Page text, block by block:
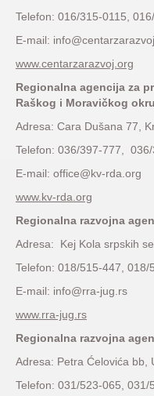
Telefon: 016/315-0115,
E-mail:
www.centarzarazvoj.org
Regionalna agencija za
Raškog i Moravičkog
Adresa: Cara Dušana 77,
Telefon: 036/397-777,
E-mail: office@kv-rda.org
www.kv-rda.org
Regionalna razvojna
Adresa: Kej Kola srpskih
Telefon: 018/515-447, 018/
E-mail: info@rra-jug.rs
www.rra-jug.rs
Regionalna razvojna
Adresa: Petra Ćelovića bb,
Telefon: 031/523-065, 031/